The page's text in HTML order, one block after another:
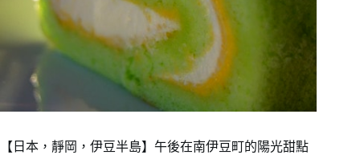
【日本，靜岡，伊豆半島】午後在南伊豆町的陽光甜點